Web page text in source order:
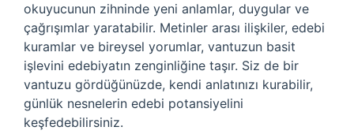
okuyucunun zihninde yeni anlamlar, duygular ve
çağrışımlar yaratabilir. Metinler arası ilişkiler, edebi
kuramlar ve bireysel yorumlar, vantuzun basit
işlevini edebiyatın zenginliğine taşır. Siz de bir
vantuzu gördüğünüzde, kendi anlatınızı kurabilir,
günlük nesnelerin edebi potansiyelini
keşfedebilirsiniz.